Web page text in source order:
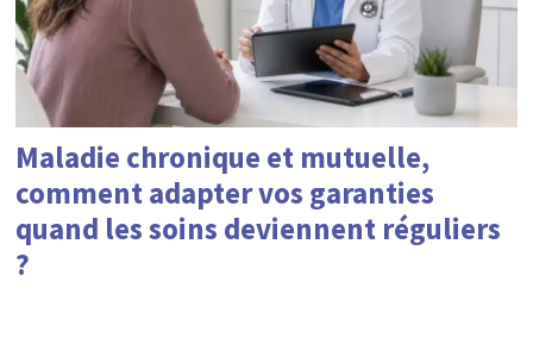
Maladie chronique et mutuelle,
comment adapter vos garanties
quand les soins deviennent réguliers
?